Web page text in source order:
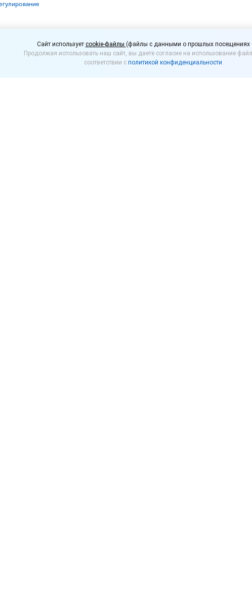
года в России может
кухню
Cайт использует cookie-файлы (файлы с данными о прошлых посещениях
Продолжая использовать наш сайт, вы даете согласие на использование
соответствии с политикой конфиденциальности.